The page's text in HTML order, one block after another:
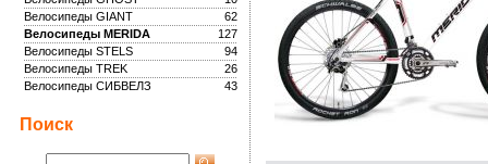
62
Велосипеды GIANT
127
Велосипеды MERIDA
94
Велосипеды STELS
26
Велосипеды TREK
43
Велосипеды СИБВЕЛЗ
Поиск